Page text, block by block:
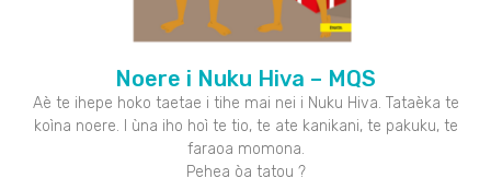
Noere i Nuku Hiva – MQS
Aè te ihepe hoko taetae i tihe mai nei i Nuku Hiva. Tataèka te
koìna noere. I ùna iho hoì te tio, te ate kanikani, te pakuku, te
faraoa momona.
Pehea òa tatou ?